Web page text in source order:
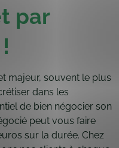
par
majeur, souvent le plus
dans les
de bien négocier son
peut vous faire
sur la durée. Chez